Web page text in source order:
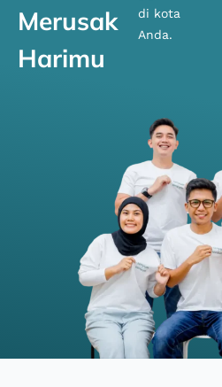
Merusak
Harimu
di kota
Anda.